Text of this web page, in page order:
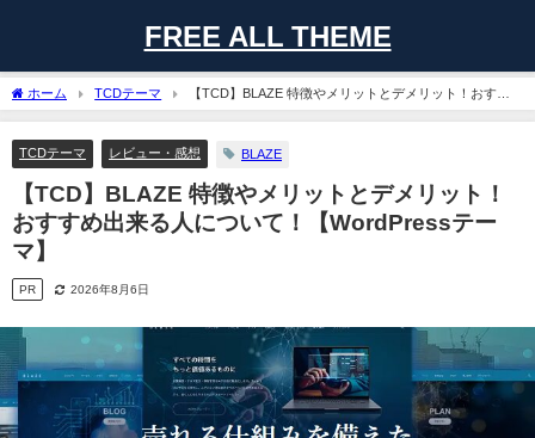
FREE ALL THEME
ホーム TCDテーマ
【TCD】BLAZE 特徴やメリットとデメリット！おすす
め出来る人について！【WordPressテーマ】
TCDテーマ レビュー・感想 BLAZE
【TCD】BLAZE 特徴やメリットとデメリット！
おすすめ出来る人について！【WordPressテー
マ】
PR 2026年8月6日